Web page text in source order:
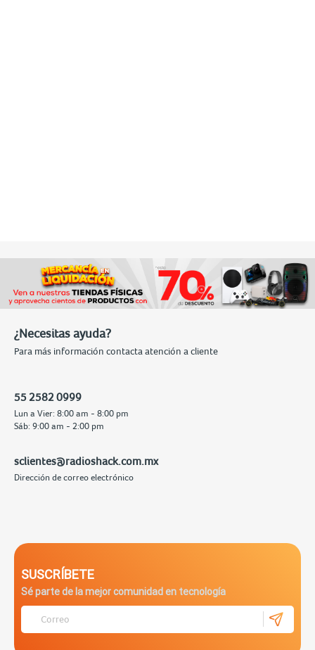
¿Necesitas ayuda?
Para más información contacta atención a cliente
55 2582 0999
Lun a Vier: 8:00 am - 8:00 pm
Sáb: 9:00 am - 2:00 pm
sclientes@radioshack.com.mx
Dirección de correo electrónico
SUSCRÍBETE
Sé parte de la mejor comunidad en tecnología